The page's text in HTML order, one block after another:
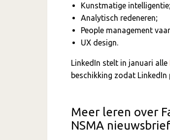
Kunstmatige intelligentie;
Analytisch redeneren;
People management
UX design.
LinkedIn stelt in januari alle
beschikking zodat
Meer leren over
NSMA